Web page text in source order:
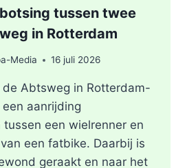
tussen twee
in Rotterdam
Media 16 juli 2026
de Abtsweg in Rotterdam-
aanrijding
een wielrenner en
een fatbike. Daarbij is
geraakt en naar het